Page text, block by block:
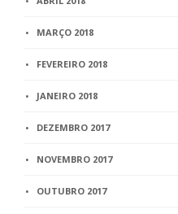
MARÇO 2018
FEVEREIRO 2018
JANEIRO 2018
DEZEMBRO 2017
NOVEMBRO 2017
OUTUBRO 2017